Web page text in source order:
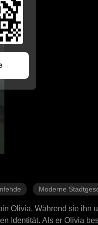
Moderne
Olivia. Während sie ihn
Identität. Als er Olivia